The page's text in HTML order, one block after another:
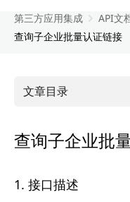
第三方应用集成 API文
查询子企业批量认证链接
文章目录
查询子企业批
1. 接口描述